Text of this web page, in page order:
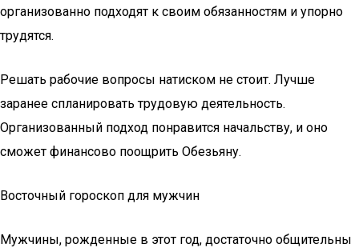
организованно подходят к своим обязанностям и упорно
трудятся.
Решать рабочие вопросы натиском не стоит. Лучше
заранее спланировать трудовую деятельность.
Организованный подход понравится начальству, и оно
сможет финансово поощрить Обезьяну.
Восточный гороскоп для мужчин
Мужчины, рожденные в этот год, достаточно общительны